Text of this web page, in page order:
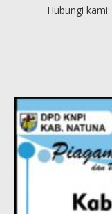
Hubungi kami: